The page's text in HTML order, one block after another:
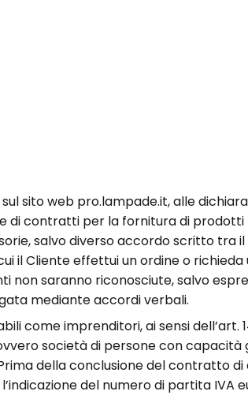
sito web pro.lampade.it, alle
di contratti per la fornitura di prodotti
salvo diverso accordo scritto tra
il Cliente effettui un ordine o richieda
non saranno riconosciute, salvo
mediante accordi verbali.
come imprenditori,ai sensi dell’art.
società di persone con capacità
della conclusione del contrattodi
del numero di partita IVA